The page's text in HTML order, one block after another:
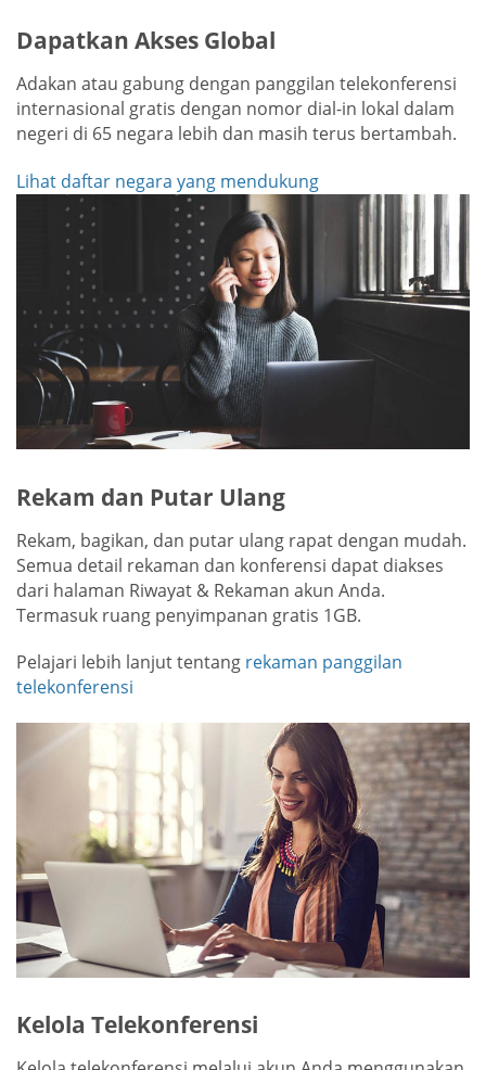
Dapatkan Akses Global
Adakan atau gabung dengan panggilan telekonferensi
internasional gratis dengan nomor dial-in lokal dalam
negeri di 65 negara lebih dan masih terus bertambah.
Lihat daftar negara yang mendukung
Rekam dan Putar Ulang
Rekam, bagikan, dan putar ulang rapat dengan mudah.
Semua detail rekaman dan konferensi dapat diakses
dari halaman Riwayat & Rekaman akun Anda.
Termasuk ruang penyimpanan gratis 1GB.
Pelajari lebih lanjut tentang rekaman panggilan
telekonferensi
Kelola Telekonferensi